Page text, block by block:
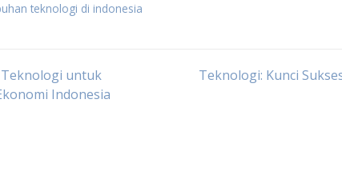
teknologi di indonesia
untuk
Indonesia
Teknologi: Kunci